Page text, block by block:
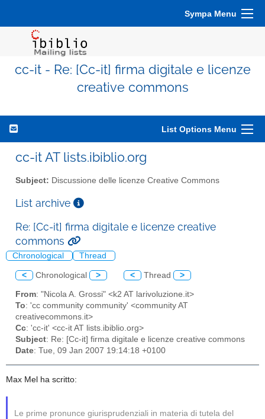
Sympa Menu
cc-it - Re: [Cc-it] firma digitale e licenze
creative commons
List Options Menu
cc-it AT lists.ibiblio.org
Subject: Discussione delle licenze Creative Commons
List archive
Re: [Cc-it] firma digitale e licenze creative
commons
Chronological Thread
< Chronological > < Thread >
From: "Nicola A. Grossi" <k2 AT larivoluzione.it>
To: 'cc community community' <community AT
creativecommons.it>
Cc: 'cc-it' <cc-it AT lists.ibiblio.org>
Subject: Re: [Cc-it] firma digitale e licenze creative commons
Date: Tue, 09 Jan 2007 19:14:18 +0100
Max Mel ha scritto:
Le prime pronunce giurisprudenziali in materia di tutela del